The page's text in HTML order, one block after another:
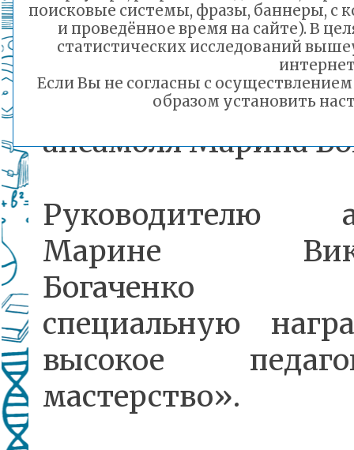
главную награду
Кубок ГРАН-
- рассказала
ансамбля Марина
Руководителю
Марине
Богаченко
специальную
высокое
мастерство».
поисковые системы, фразы, баннеры, с
и проведённое время на сайте). В
статистических исследований
Если Вы не согласны с
образом установить